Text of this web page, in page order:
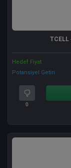
TCELL
Hedef Fiyat
Potansiyel Getiri
0